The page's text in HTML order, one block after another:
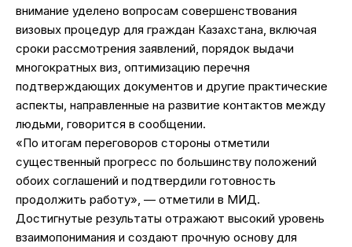
внимание уделено вопросам совершенствования
визовых процедур для граждан Казахстана, включая
сроки рассмотрения заявлений, порядок выдачи
многократных виз, оптимизацию перечня
подтверждающих документов и другие практические
аспекты, направленные на развитие контактов между
людьми, говорится в сообщении.
«По итогам переговоров стороны отметили
существенный прогресс по большинству положений
обоих соглашений и подтвердили готовность
продолжить работу», — отметили в МИД.
Достигнутые результаты отражают высокий уровень
взаимопонимания и создают прочную основу для